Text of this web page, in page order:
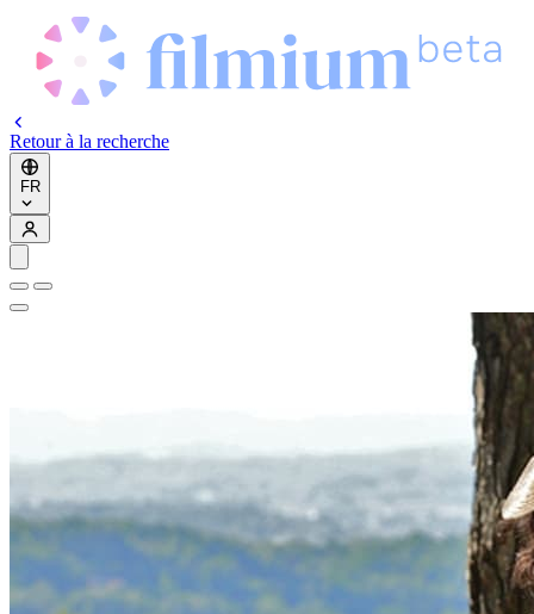
Retour à la recherche
FR